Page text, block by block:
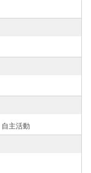
主活動